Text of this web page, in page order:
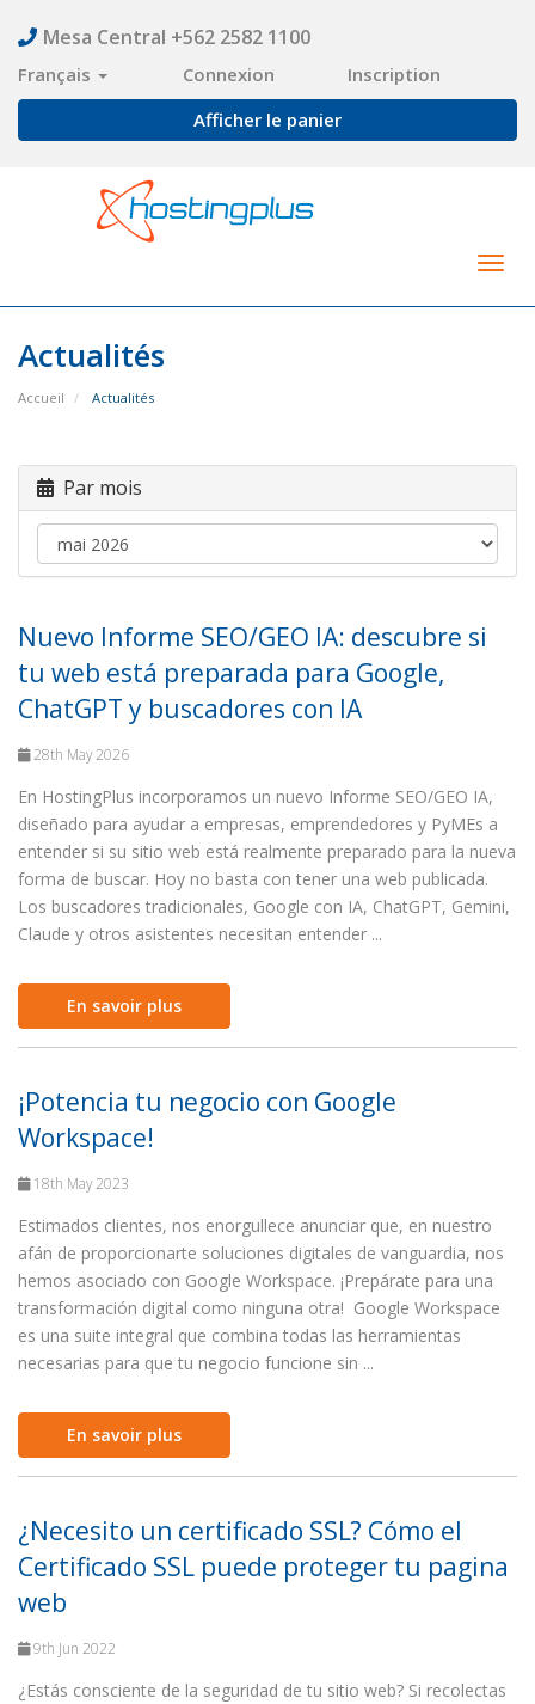
Mesa Central +562 2582 1100
Français Connexion
Inscription
Afficher le panier
Actualités
Accueil Actualités
Par mois
Nuevo Informe SEO/GEO IA: descubre si
tu web está preparada para Google,
ChatGPT y buscadores con IA
28th May 2026
En HostingPlus incorporamos un nuevo Informe SEO/GEO IA,
diseñado para ayudar a empresas, emprendedores y PyMEs a
entender si su sitio web está realmente preparado para la nueva
forma de buscar. Hoy no basta con tener una web publicada.
Los buscadores tradicionales, Google con IA, ChatGPT, Gemini,
Claude y otros asistentes necesitan entender ...
En savoir plus
¡Potencia tu negocio con Google
Workspace!
18th May 2023
Estimados clientes, nos enorgullece anunciar que, en nuestro
afán de proporcionarte soluciones digitales de vanguardia, nos
hemos asociado con Google Workspace. ¡Prepárate para una
transformación digital como ninguna otra! Google Workspace
es una suite integral que combina todas las herramientas
necesarias para que tu negocio funcione sin ...
En savoir plus
¿Necesito un certificado SSL? Cómo el
Certificado SSL puede proteger tu pagina
web
9th Jun 2022
¿Estás consciente de la seguridad de tu sitio web? Si recolectas